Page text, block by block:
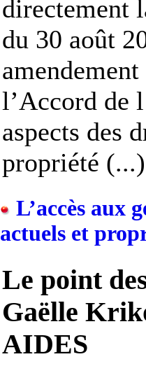
directement
du 30 août
l’Accord de
aspects des
propriété (...)
L’accès aux
actuels et
Le point
Gaëlle
AIDES